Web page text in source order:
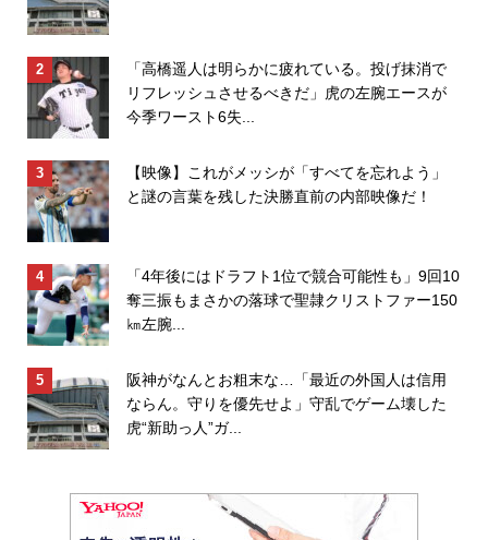
「高橋遥人は明らかに疲れている。投げ抹消で
リフレッシュさせるべきだ」虎の左腕エースが
今季ワースト6失...
【映像】これがメッシが「すべてを忘れよう」
と謎の言葉を残した決勝直前の内部映像だ！
「4年後にはドラフト1位で競合可能性も」9回10
奪三振もまさかの落球で聖隷クリストファー150
㎞左腕...
阪神がなんとお粗末な…「最近の外国人は信用
ならん。守りを優先せよ」守乱でゲーム壊した
虎“新助っ人”ガ...